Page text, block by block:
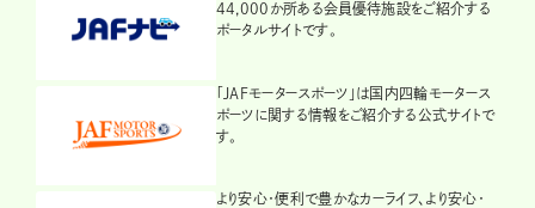
44,000か所ある会員優待施設をご紹介する
ポータルサイトです。
「JAFモータースポーツ」は国内四輪モータース
ポーツに関する情報をご紹介する公式サイトで
す。
より安心・便利で豊かなカーライフ、より安心・